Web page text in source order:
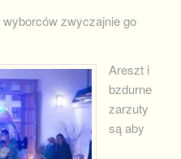
zwyczajnie go
Areszt i
bzdurne
zarzuty
są aby